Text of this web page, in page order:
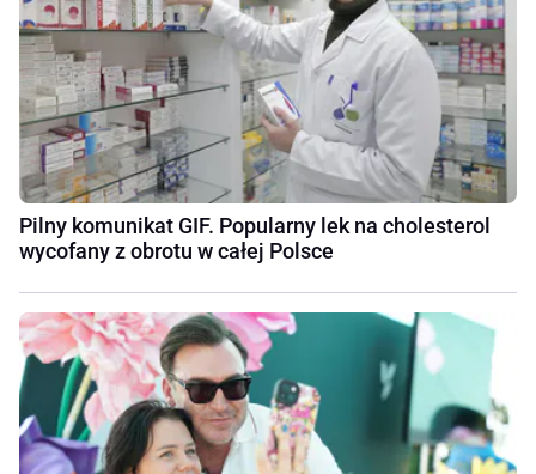
Pilny komunikat GIF. Popularny lek na cholesterol
wycofany z obrotu w całej Polsce